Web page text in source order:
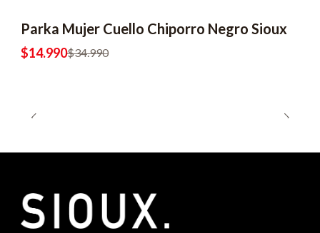
-57% OFF
Parka Mujer Cuello Chiporro Negro Sioux
$14.990$34.990